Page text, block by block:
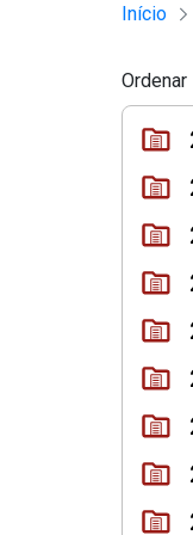
Pular para o
Sessões e
Início
Ordenar